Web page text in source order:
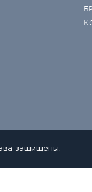
защищены.